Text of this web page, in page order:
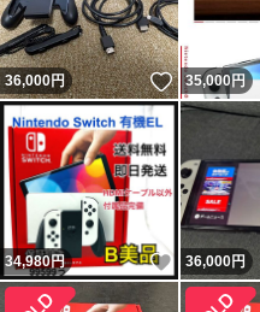
36,000円 いいね！
35,000円
34,980円 いいね！
36,000円